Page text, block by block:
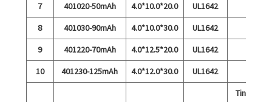
7
401020-50mAh 4.0*10.0*20.0
UL1642
8
401030-90mAh 4.0*10.0*30.0
UL1642
9
401220-70mAh 4.0*12.5*20.0
UL1642
10
401230-125mAh 4.0*12.0*30.0 UL1642
Tingkat